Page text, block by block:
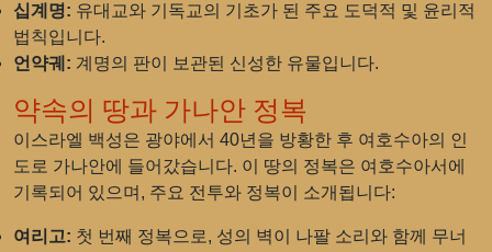
십계명: 유대교와 기독교의 기초가 된 주요 도덕적 및 윤리적
법칙입니다.
언약궤: 계명의 판이 보관된 신성한 유물입니다.
약속의 땅과 가나안 정복
이스라엘 백성은 광야에서 40년을 방황한 후 여호수아의 인
도로 가나안에 들어갔습니다. 이 땅의 정복은 여호수아서에
기록되어 있으며, 주요 전투와 정복이 소개됩니다:
여리고: 첫 번째 정복으로, 성의 벽이 나팔 소리와 함께 무너